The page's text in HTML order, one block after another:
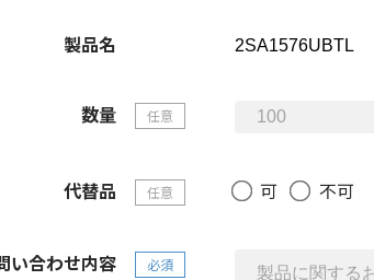
製品名
数量 任意
代替品 任意 可 不可
い合わせ内容 必須